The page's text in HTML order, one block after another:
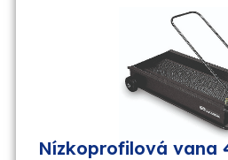
Nízkoprofilová vana